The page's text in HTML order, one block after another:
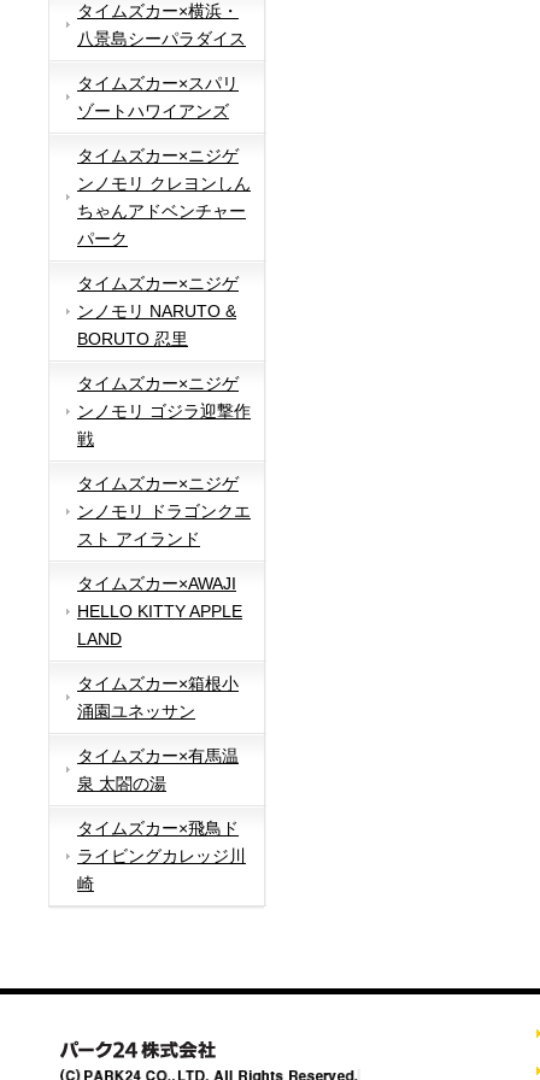
タイムズカー×横浜・
八景島シーパラダイス
タイムズカー×スパリ
ゾートハワイアンズ
タイムズカー×ニジゲ
ンノモリ クレヨンしん
ちゃんアドベンチャー
パーク
タイムズカー×ニジゲ
ンノモリ NARUTO &
BORUTO 忍里
タイムズカー×ニジゲ
ンノモリ ゴジラ迎撃作
戦
タイムズカー×ニジゲ
ンノモリ ドラゴンクエ
スト アイランド
タイムズカー×AWAJI
HELLO KITTY APPLE
LAND
タイムズカー×箱根小
涌園ユネッサン
タイムズカー×有馬温
泉 太閤の湯
タイムズカー×飛鳥ド
ライビングカレッジ川
崎